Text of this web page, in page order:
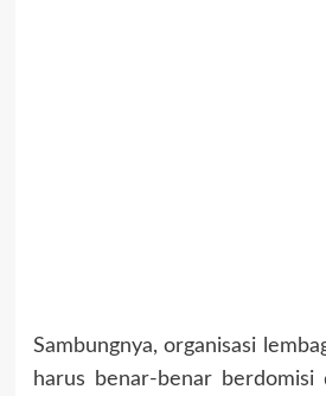
Sambungnya, organisasi
harus benar-benar berdomisi